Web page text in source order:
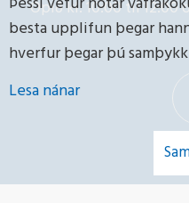
Opið kl. 10:00 til 12:00
besta upplifun þegar
hverfur þegar þú
Lesa nánar